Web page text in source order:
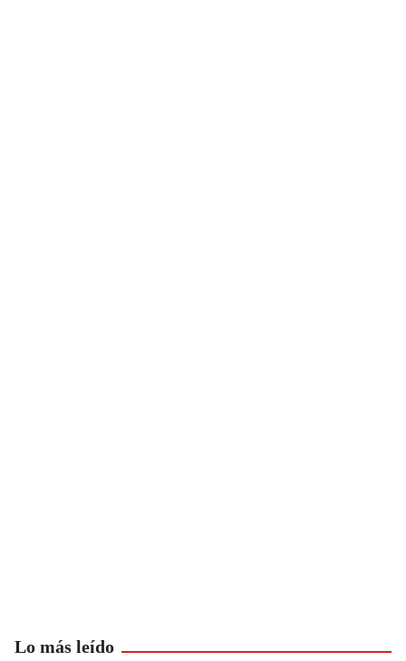
Lo más leído